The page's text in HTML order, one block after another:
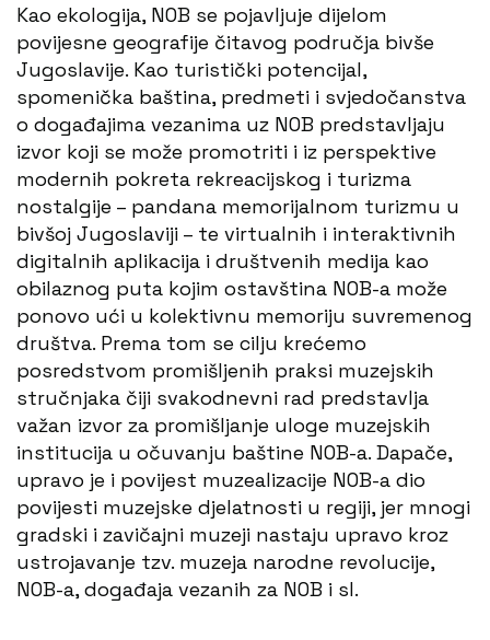
Kao ekologija, NOB se pojavljuje dijelom
povijesne geografije čitavog područja bivše
Jugoslavije. Kao turistički potencijal,
spomenička baština, predmeti i svjedočanstva
o događajima vezanima uz NOB predstavljaju
izvor koji se može promotriti i iz perspektive
modernih pokreta rekreacijskog i turizma
nostalgije – pandana memorijalnom turizmu u
bivšoj Jugoslaviji – te virtualnih i interaktivnih
digitalnih aplikacija i društvenih medija kao
obilaznog puta kojim ostavština NOB-a može
ponovo ući u kolektivnu memoriju suvremenog
društva. Prema tom se cilju krećemo
posredstvom promišljenih praksi muzejskih
stručnjaka čiji svakodnevni rad predstavlja
važan izvor za promišljanje uloge muzejskih
institucija u očuvanju baštine NOB-a. Dapače,
upravo je i povijest muzealizacije NOB-a dio
povijesti muzejske djelatnosti u regiji, jer mnogi
gradski i zavičajni muzeji nastaju upravo kroz
ustrojavanje tzv. muzeja narodne revolucije,
NOB-a, događaja vezanih za NOB i sl.